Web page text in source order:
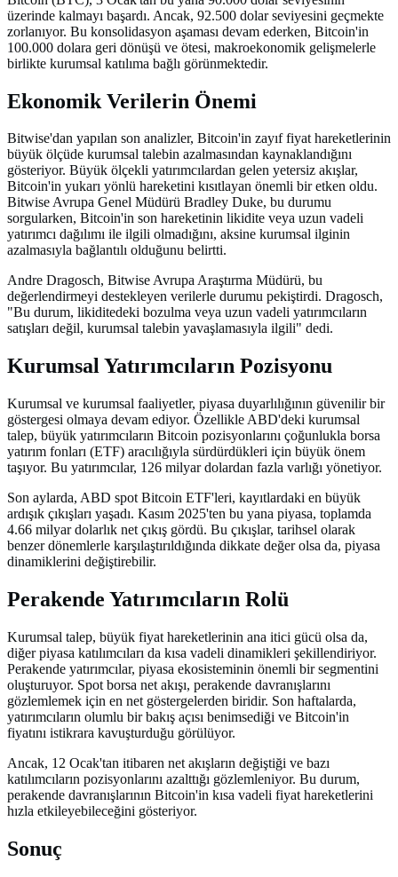
üzerinde kalmayı başardı. Ancak, 92.500 dolar seviyesini geçmekte
zorlanıyor. Bu konsolidasyon aşaması devam ederken, Bitcoin'in
100.000 dolara geri dönüşü ve ötesi, makroekonomik gelişmelerle
birlikte kurumsal katılıma bağlı görünmektedir.
Ekonomik Verilerin Önemi
Bitwise'dan yapılan son analizler, Bitcoin'in zayıf fiyat hareketlerinin
büyük ölçüde kurumsal talebin azalmasından kaynaklandığını
gösteriyor. Büyük ölçekli yatırımcılardan gelen yetersiz akışlar,
Bitcoin'in yukarı yönlü hareketini kısıtlayan önemli bir etken oldu.
Bitwise Avrupa Genel Müdürü Bradley Duke, bu durumu
sorgularken, Bitcoin'in son hareketinin likidite veya uzun vadeli
yatırımcı dağılımı ile ilgili olmadığını, aksine kurumsal ilginin
azalmasıyla bağlantılı olduğunu belirtti.
Andre Dragosch, Bitwise Avrupa Araştırma Müdürü, bu
değerlendirmeyi destekleyen verilerle durumu pekiştirdi. Dragosch,
"Bu durum, likiditedeki bozulma veya uzun vadeli yatırımcıların
satışları değil, kurumsal talebin yavaşlamasıyla ilgili" dedi.
Kurumsal Yatırımcıların Pozisyonu
Kurumsal ve kurumsal faaliyetler, piyasa duyarlılığının güvenilir bir
göstergesi olmaya devam ediyor. Özellikle ABD'deki kurumsal
talep, büyük yatırımcıların Bitcoin pozisyonlarını çoğunlukla borsa
yatırım fonları (ETF) aracılığıyla sürdürdükleri için büyük önem
taşıyor. Bu yatırımcılar, 126 milyar dolardan fazla varlığı yönetiyor.
Son aylarda, ABD spot Bitcoin ETF'leri, kayıtlardaki en büyük
ardışık çıkışları yaşadı. Kasım 2025'ten bu yana piyasa, toplamda
4.66 milyar dolarlık net çıkış gördü. Bu çıkışlar, tarihsel olarak
benzer dönemlerle karşılaştırıldığında dikkate değer olsa da, piyasa
dinamiklerini değiştirebilir.
Perakende Yatırımcıların Rolü
Kurumsal talep, büyük fiyat hareketlerinin ana itici gücü olsa da,
diğer piyasa katılımcıları da kısa vadeli dinamikleri şekillendiriyor.
Perakende yatırımcılar, piyasa ekosisteminin önemli bir segmentini
oluşturuyor. Spot borsa net akışı, perakende davranışlarını
gözlemlemek için en net göstergelerden biridir. Son haftalarda,
yatırımcıların olumlu bir bakış açısı benimsediği ve Bitcoin'in
fiyatını istikrara kavuşturduğu görülüyor.
Ancak, 12 Ocak'tan itibaren net akışların değiştiği ve bazı
katılımcıların pozisyonlarını azalttığı gözlemleniyor. Bu durum,
perakende davranışlarının Bitcoin'in kısa vadeli fiyat hareketlerini
hızla etkileyebileceğini gösteriyor.
Sonuç